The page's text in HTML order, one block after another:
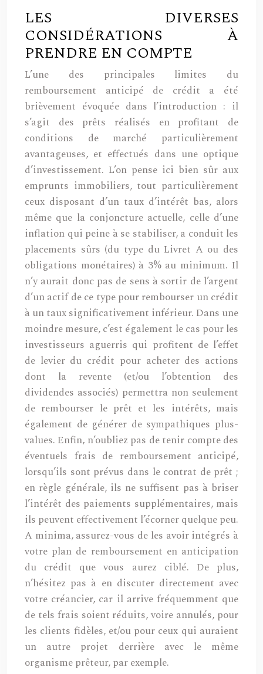
LES DIVERSES
CONSIDÉRATIONS À
PRENDRE EN COMPTE
L’une des principales limites du
remboursement anticipé de crédit a été
brièvement évoquée dans l’introduction : il
s’agit des prêts réalisés en profitant de
conditions de marché particulièrement
avantageuses, et effectués dans une optique
d’investissement. L’on pense ici bien sûr aux
emprunts immobiliers, tout particulièrement
ceux disposant d’un taux d’intérêt bas, alors
même que la conjoncture actuelle, celle d’une
inflation qui peine à se stabiliser, a conduit les
placements sûrs (du type du Livret A ou des
obligations monétaires) à 3% au minimum. Il
n’y aurait donc pas de sens à sortir de l’argent
d’un actif de ce type pour rembourser un crédit
à un taux significativement inférieur. Dans une
moindre mesure, c’est également le cas pour les
investisseurs aguerris qui profitent de l’effet
de levier du crédit pour acheter des actions
dont la revente (et/ou l’obtention des
dividendes associés) permettra non seulement
de rembourser le prêt et les intérêts, mais
également de générer de sympathiques plus-
values. Enfin, n’oubliez pas de tenir compte des
éventuels frais de remboursement anticipé,
lorsqu’ils sont prévus dans le contrat de prêt ;
en règle générale, ils ne suffisent pas à briser
l’intérêt des paiements supplémentaires, mais
ils peuvent effectivement l’écorner quelque peu.
A minima, assurez-vous de les avoir intégrés à
votre plan de remboursement en anticipation
du crédit que vous aurez ciblé. De plus,
n’hésitez pas à en discuter directement avec
votre créancier, car il arrive fréquemment que
de tels frais soient réduits, voire annulés, pour
les clients fidèles, et/ou pour ceux qui auraient
un autre projet derrière avec le même
organisme prêteur, par exemple.